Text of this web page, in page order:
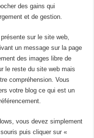
des gains qui
et de gestion.
sur le site web,
un message sur la page
des images libre de
le reste du site web mais
compréhension. Vous
votre blog ce qui est un
vous devez simplement
puis cliquer sur «